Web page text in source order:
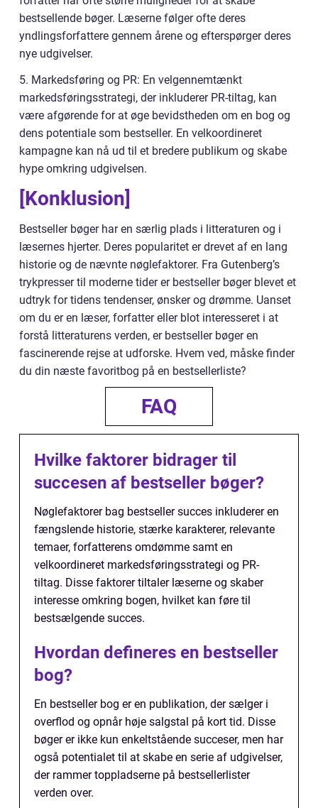
bestsellende bøger. Læserne følger ofte deres
yndlingsforfattere gennem årene og efterspørger deres
nye udgivelser.
5. Markedsføring og PR: En velgennemtænkt
markedsføringsstrategi, der inkluderer PR-tiltag, kan
være afgørende for at øge bevidstheden om en bog og
dens potentiale som bestseller. En velkoordineret
kampagne kan nå ud til et bredere publikum og skabe
hype omkring udgivelsen.
[Konklusion]
Bestseller bøger har en særlig plads i litteraturen og i
læsernes hjerter. Deres popularitet er drevet af en lang
historie og de nævnte nøglefaktorer. Fra Gutenberg’s
trykpresser til moderne tider er bestseller bøger blevet et
udtryk for tidens tendenser, ønsker og drømme. Uanset
om du er en læser, forfatter eller blot interesseret i at
forstå litteraturens verden, er bestseller bøger en
fascinerende rejse at udforske. Hvem ved, måske finder
du din næste favoritbog på en bestsellerliste?
FAQ
Hvilke faktorer bidrager til
succesen af bestseller bøger?
Nøglefaktorer bag bestseller succes inkluderer en
fængslende historie, stærke karakterer, relevante
temaer, forfatterens omdømme samt en
velkoordineret markedsføringsstrategi og PR-
tiltag. Disse faktorer tiltaler læserne og skaber
interesse omkring bogen, hvilket kan føre til
bestsælgende succes.
Hvordan defineres en bestseller
bog?
En bestseller bog er en publikation, der sælger i
overflod og opnår høje salgstal på kort tid. Disse
bøger er ikke kun enkeltstående succeser, men har
også potentialet til at skabe en serie af udgivelser,
der rammer toppladserne på bestsellerlister
verden over.